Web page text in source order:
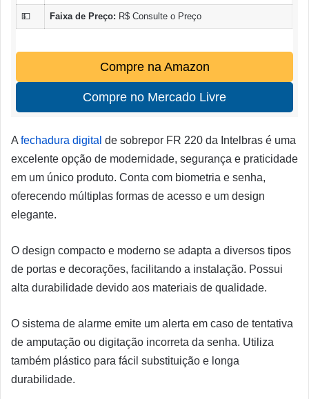
💵 Faixa de Preço: R$ Consulte o Preço
Compre na Amazon
Compre no Mercado Livre
A fechadura digital de sobrepor FR 220 da Intelbras é uma
excelente opção de modernidade, segurança e praticidade
em um único produto. Conta com biometria e senha,
oferecendo múltiplas formas de acesso e um design
elegante.
O design compacto e moderno se adapta a diversos tipos
de portas e decorações, facilitando a instalação. Possui
alta durabilidade devido aos materiais de qualidade.
O sistema de alarme emite um alerta em caso de tentativa
de amputação ou digitação incorreta da senha. Utiliza
também plástico para fácil substituição e longa
durabilidade.